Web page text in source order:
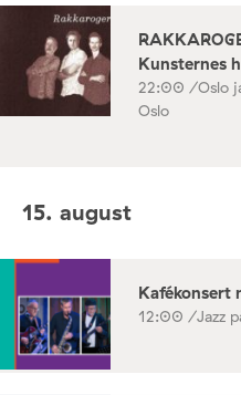
Kunsternes
22:00 /Oslo
Oslo
15. august
Kafékonsert
12:00 /Jazz